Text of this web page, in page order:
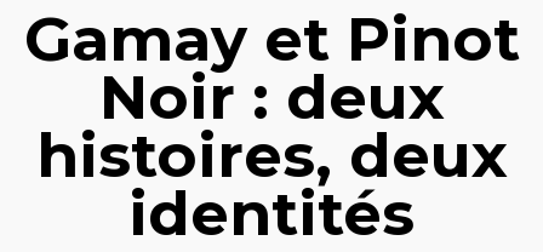
Gamay et Pinot
Noir : deux
histoires, deux
identités